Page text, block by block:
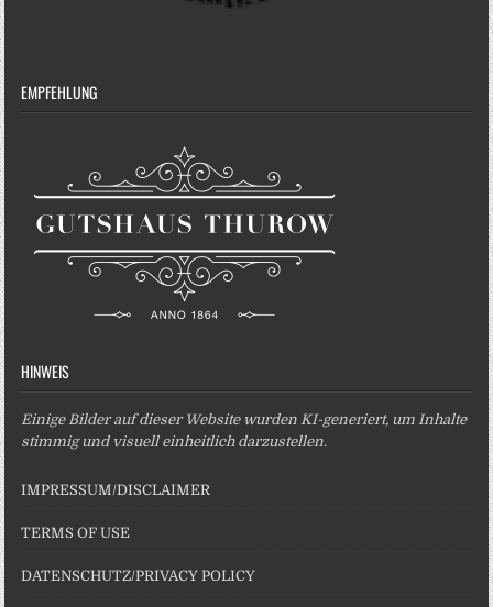
EMPFEHLUNG
HINWEIS
Einige Bilder auf dieser Website wurden KI-generiert, um Inhalte
stimmig und visuell einheitlich darzustellen.
IMPRESSUM/DISCLAIMER
TERMS OF USE
DATENSCHUTZ/PRIVACY POLICY